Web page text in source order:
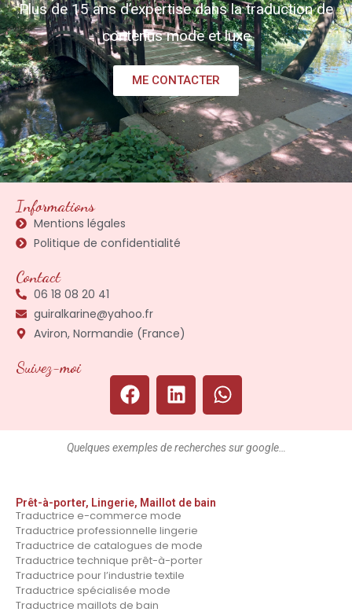
Plus de 15 ans d’expertise dans la traduction de
contenus mode et luxe
ME CONTACTER
Informations
Mentions légales
Politique de confidentialité
Contact
06 18 08 20 41
guiralkarine@yahoo.fr
Aviron, Normandie (France)
Suivez-moi
Quelques exemples de recherches sur google…
Prêt-à-porter, Lingerie, Maillot de bain
Traductrice e-commerce mode
Traductrice professionnelle lingerie
Traductrice de catalogues de mode
Traductrice technique prêt-à-porter
Traductrice pour l’industrie textile
Traductrice spécialisée mode
Traductrice maillots de bain